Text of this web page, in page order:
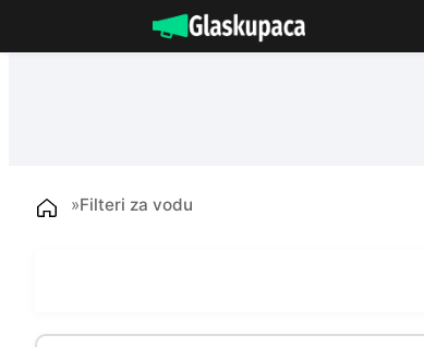
na
»Filteri za vodu